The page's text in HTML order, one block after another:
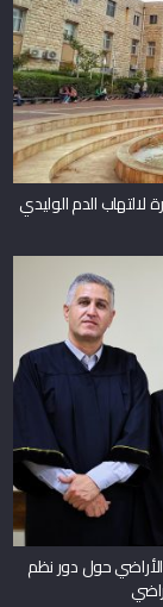
الدم الوليدي
حول دور نظم